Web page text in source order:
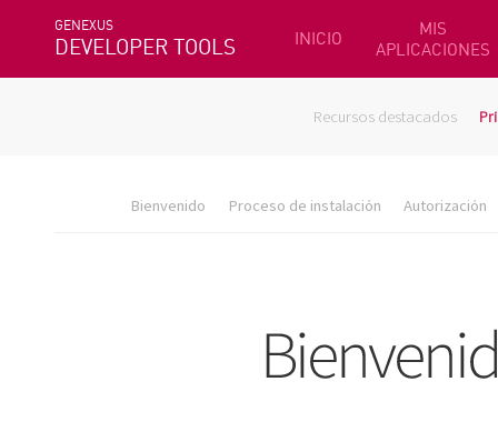
GENEXUS
DEVELOPER TOOLS INICIO
MIS
APLICACIONES
Recursos destacados
Bienvenido Proceso de instalación Autorización